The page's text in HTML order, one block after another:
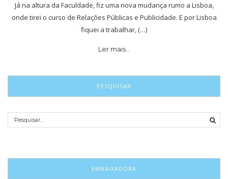
Já na altura da Faculdade, fiz uma nova mudança rumo a Lisboa,
onde tirei o curso de Relações Públicas e Publicidade. E por Lisboa
fiquei a trabalhar, (…)
Ler mais…
PESQUISAR
EMBAIXADORA